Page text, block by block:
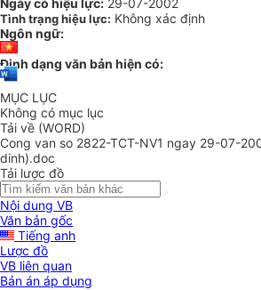
Ngày có hiệu lực: 29-07-2002
Tình trạng hiệu lực: Không xác định
Ngôn ngữ:
Định dạng văn bản hiện có:
MỤC LỤC
Không có mục lục
Tải về (WORD)
Cong van so 2822-TCT-NV1 ngay 29-07-
dinh).doc
Tải lược đồ
Nội dung VB
Văn bản gốc
Tiếng anh
Lược đồ
VB liên quan
Bản án áp dụng